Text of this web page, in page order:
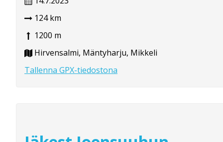
124 km
1200 m
Hirvensalmi, Mäntyharju, Mikkeli
Tallenna GPX-tiedostona